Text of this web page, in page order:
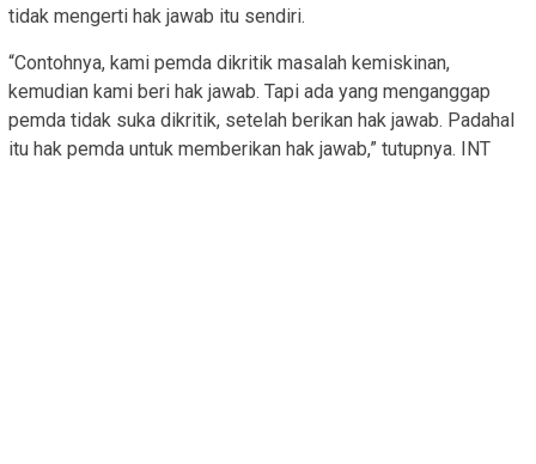
tidak mengerti hak jawab itu sendiri.
“Contohnya, kami pemda dikritik masalah kemiskinan,
kemudian kami beri hak jawab. Tapi ada yang menganggap
pemda tidak suka dikritik, setelah berikan hak jawab. Padahal
itu hak pemda untuk memberikan hak jawab,” tutupnya. INT